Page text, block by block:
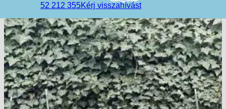
52 212 355Kérj visszahívást